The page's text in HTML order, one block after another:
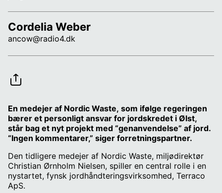
Cordelia Weber
ancow@radio4.dk
En medejer af Nordic Waste, som ifølge regeringen
bærer et personligt ansvar for jordskredet i Ølst,
står bag et nyt projekt med “genanvendelse” af jord.
“Ingen kommentarer,” siger forretningspartner.
Den tidligere medejer af Nordic Waste, miljødirektør
Christian Ørnholm Nielsen, spiller en central rolle i en
nystartet, fynsk jordhåndteringsvirksomhed, Terraco
ApS.